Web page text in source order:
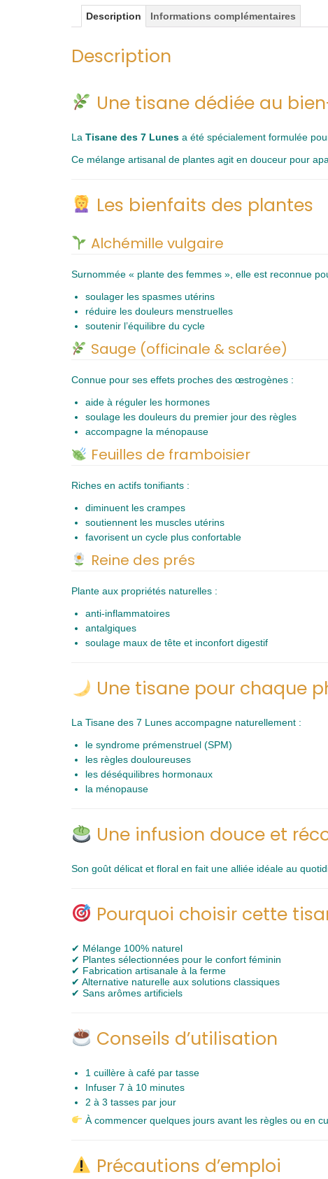
Description Informations complémentaires
Description
Une tisane dédiée au
La Tisane des 7 Lunes a été spécialement formulée
Ce mélange artisanal de plantes agit en douceur pour
Les bienfaits des plantes
Alchémille vulgaire
Surnommée « plante des femmes », elle est reconnue
soulager les spasmes utérins
réduire les douleurs menstruelles
soutenir l’équilibre du cycle
Sauge (officinale & sclarée)
Connue pour ses effets proches des œstrogènes :
aide à réguler les hormones
soulage les douleurs du premier jour des règles
accompagne la ménopause
Feuilles de framboisier
Riches en actifs tonifiants :
diminuent les crampes
soutiennent les muscles utérins
favorisent un cycle plus confortable
Reine des prés
Plante aux propriétés naturelles :
anti-inflammatoires
antalgiques
soulage maux de tête et inconfort digestif
Une tisane pour chaque
La Tisane des 7 Lunes accompagne naturellement :
le syndrome prémenstruel (SPM)
les règles douloureuses
les déséquilibres hormonaux
la ménopause
Une infusion douce et
Son goût délicat et floral en fait une alliée idéale au
Pourquoi choisir cette
✔ Mélange 100% naturel
✔ Plantes sélectionnées pour le confort féminin
✔ Fabrication artisanale à la ferme
✔ Alternative naturelle aux solutions classiques
✔ Sans arômes artificiels
Conseils d’utilisation
1 cuillère à café par tasse
Infuser 7 à 10 minutes
2 à 3 tasses par jour
À commencer quelques jours avant les règles ou en
Précautions d’emploi